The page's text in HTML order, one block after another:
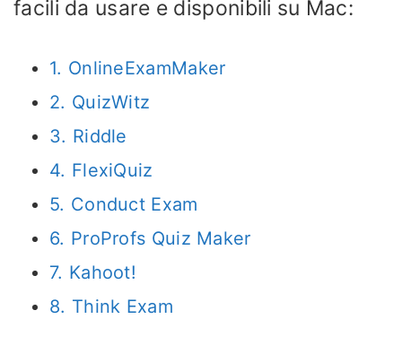
facili da usare e disponibili su Mac:
1. OnlineExamMaker
2. QuizWitz
3. Riddle
4. FlexiQuiz
5. Conduct Exam
6. ProProfs Quiz Maker
7. Kahoot!
8. Think Exam